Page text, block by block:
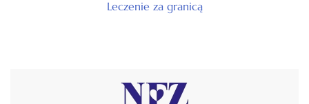
Leczenie za granicą